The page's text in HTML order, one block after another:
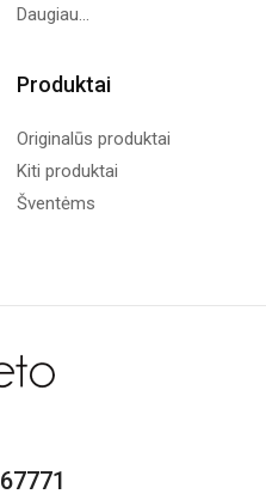
Daugiau...
Produktai
Originalūs produktai
Kiti produktai
Šventėms